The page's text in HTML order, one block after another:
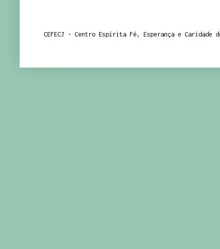
CEFECJ - Centro Espírita Fé, Esperança e